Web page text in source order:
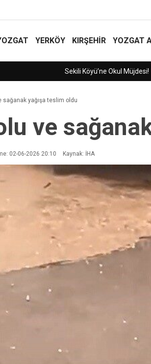
YERKÖY KIRŞEHİR YOZGAT
sağanak yağışa teslim oldu
ve
02-06-2026 20:10 Kaynak: İHA